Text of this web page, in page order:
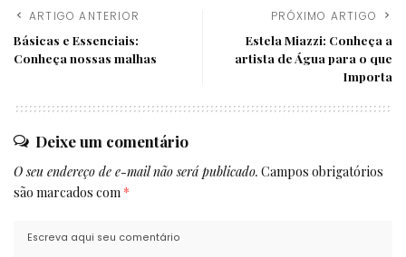
ARTIGO ANTERIOR
Básicas e Essenciais:
Conheça nossas malhas
PRÓXIMO ARTIGO
Estela Miazzi: Conheça a
artista de Água para o que
Importa
Deixe um comentário
O seu endereço de e-mail não será publicado. Campos obrigatórios
são marcados com *